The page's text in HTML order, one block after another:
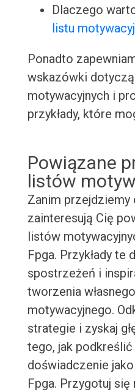
Dlaczego
listu
Ponadto
wskazówki
motywacyjnych i
przykłady, które
Powiązane
listów
Zanim przejdziemy
zainteresują Cię
listów
Fpga. Przykłady te
spostrzeżeń i
tworzenia
motywacyjnego.
strategie i zyskaj
tego, jak
doświadczenie
Fpga. Przygotuj się